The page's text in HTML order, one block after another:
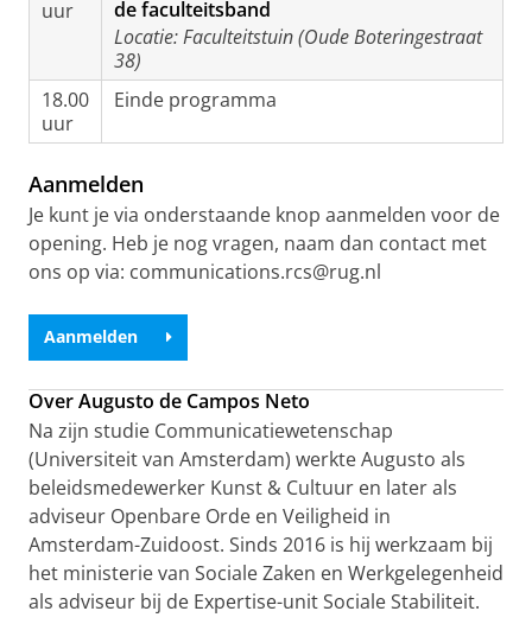
uur
de faculteitsband
Locatie: Faculteitstuin (Oude Boteringestraat
38)
18.00
uur
Einde programma
Aanmelden
Je kunt je via onderstaande knop aanmelden voor de
opening. Heb je nog vragen, naam dan contact met
ons op via: communications.rcs@rug.nl
Aanmelden
Over Augusto de Campos Neto
Na zijn studie Communicatiewetenschap
(Universiteit van Amsterdam) werkte Augusto als
beleidsmedewerker Kunst & Cultuur en later als
adviseur Openbare Orde en Veiligheid in
Amsterdam-Zuidoost. Sinds 2016 is hij werkzaam bij
het ministerie van Sociale Zaken en Werkgelegenheid
als adviseur bij de Expertise-unit Sociale Stabiliteit.